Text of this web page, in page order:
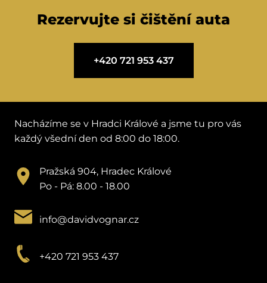
Rezervujte si čištění auta
+420 721 953 437
Nacházíme se v Hradci Králové a jsme tu pro vás
každý všední den od 8:00 do 18:00.
Pražská 904, Hradec Králové
Po - Pá: 8.00 - 18.00
info@davidvognar.cz
+420 721 953 437